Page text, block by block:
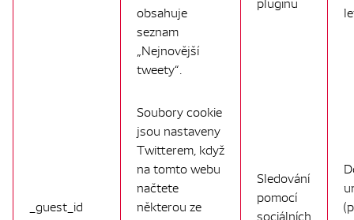
obsahuje
seznam
„Nejnovější
tweety“.
_guest_id
Soubory cookie
jsou nastaveny
Twitterem, když
na tomto webu
načtete
některou ze
Sledování
pomocí
sociálních